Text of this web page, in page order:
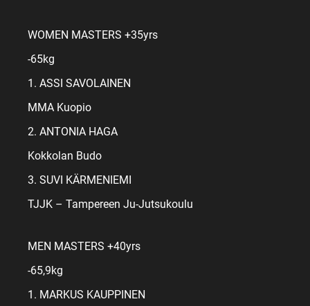
WOMEN MASTERS +35yrs
-65kg
1. ASSI SAVOLAINEN
MMA Kuopio
2. ANTONIA HAGA
Kokkolan Budo
3. SUVI KÄRMENIEMI
TJJK – Tampereen Ju-Jutsukoulu
MEN MASTERS +40yrs
-65,9kg
1. MARKUS KAUPPINEN